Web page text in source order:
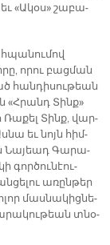
«Ա­կօս» շա­բա­
ո­րու բաց­ման
հան­դի­սու­թեան
«Հրանդ Տինք»
Տինք, վար­
եւ նոյն հիմ­
Նա­յեադ Գա­րա­
գոր­ծու­նէու­
ա­ռըն­թեր
մաս­նա­կից­նե­
տնօ­